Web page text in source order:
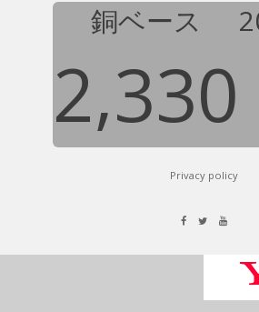
銅ベース
2,330
Privacy policy